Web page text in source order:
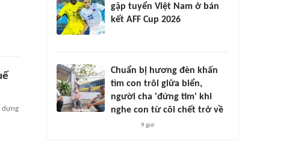
dựng
gặp tuyển Việt Nam ở bán
kết AFF Cup 2026
Chuẩn bị hương đèn khấn
tìm con trôi giữa biển,
người cha 'đứng tim' khi
nghe con từ cõi chết trở về
9 giờ